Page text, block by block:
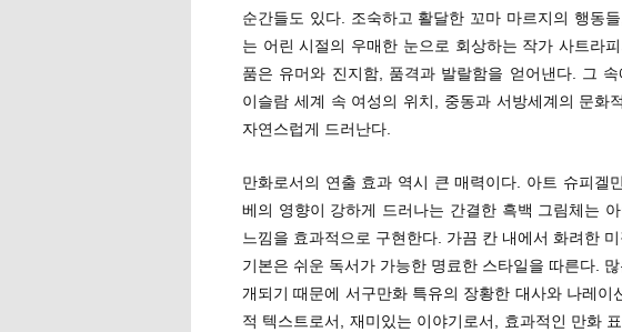
순간들도 있다. 조숙하고 활달한 꼬마 마르지의 행동
는 어린 시절의 우매한 눈으로 회상하는 작가 사트라
품은 유머와 진지함, 품격과 발랄함을 얻어낸다. 그
이슬람 세계 속 여성의 위치, 중동과 서방세계의 문화
자연스럽게 드러난다.
만화로서의 연출 효과 역시 큰 매력이다. 아트 슈피겔
베의 영향이 강하게 드러나는 간결한 흑백 그림체는
느낌을 효과적으로 구현한다. 가끔 칸 내에서 화려한
기본은 쉬운 독서가 가능한 명료한 스타일을 따른다.
개되기 때문에 서구만화 특유의 장황한 대사와 나레
적 텍스트로서, 재미있는 이야기로서, 효과적인 만화